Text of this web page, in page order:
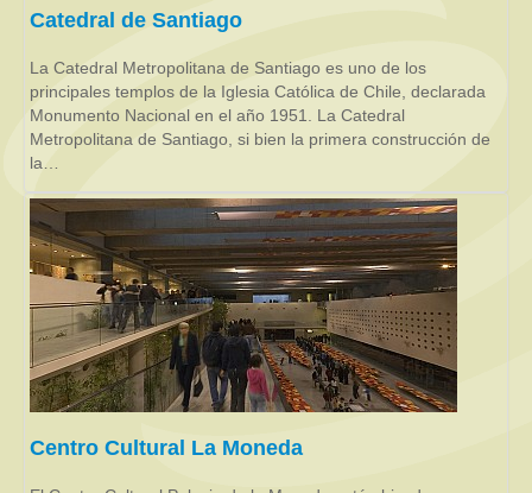
Catedral de Santiago
La Catedral Metropolitana de Santiago es uno de los
principales templos de la Iglesia Católica de Chile, declarada
Monumento Nacional en el año 1951. La Catedral
Metropolitana de Santiago, si bien la primera construcción de
la…
Centro Cultural La Moneda